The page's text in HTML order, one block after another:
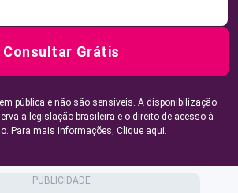
Consultar Grátis
pública e não são sensíveis. A disponibilização
a legislação brasileira e o direito de acesso à
Para mais informações, Clique aqui.